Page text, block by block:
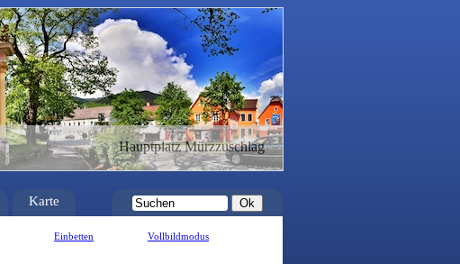
Hauptplatz Mürzzuschlag
Karte
Einbetten Vollbildmodus